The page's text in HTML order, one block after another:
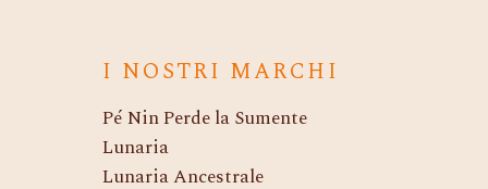
I NOSTRI MARCHI
Pé Nin Perde la Sumente
Lunaria
Lunaria Ancestrale